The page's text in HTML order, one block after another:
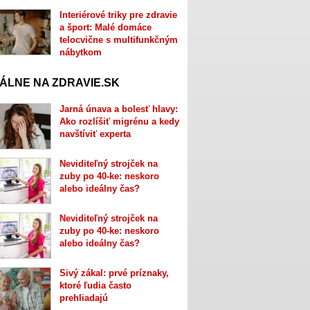
Interiérové triky pre zdravie
a šport: Malé domáce
telocvične s multifunkčným
nábytkom
NA ZDRAVIE.SK
Jarná únava a bolesť hlavy:
Ako rozlíšiť migrénu a kedy
navštíviť experta
Neviditeľný strojček na
zuby po 40-ke: neskoro
alebo ideálny čas?
Neviditeľný strojček na
zuby po 40-ke: neskoro
alebo ideálny čas?
Sivý zákal: prvé príznaky,
ktoré ľudia často
prehliadajú